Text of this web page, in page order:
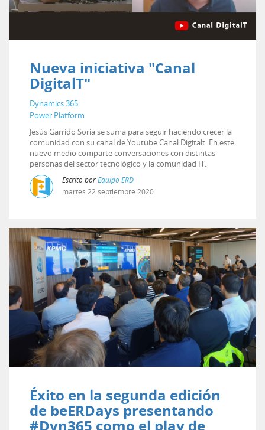
Nueva iniciativa "Canal
DigitalT"
Dynamics 365
Power Platform
Jesús Garrido Soria se suma para seguir haciendo crecer la
comunidad con su canal de Youtube Canal Digitalt. En este
nuevo medio comparte conversaciones con distintas
personas del sector tecnológico y la comunidad IT.
Escrito porEquipo ERD
martes 22septiembre 2020
Éxito en la segunda edición
de beERDays presentando
#Dyn365 como el play de